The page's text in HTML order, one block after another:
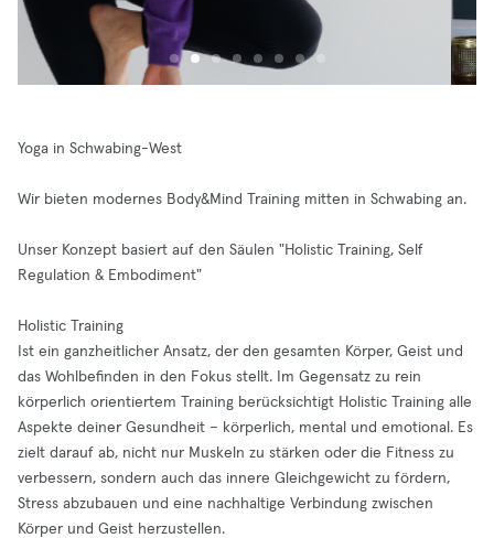
Yoga in Schwabing-West
Wir bieten modernes Body&Mind Training mitten in Schwabing an.
Unser Konzept basiert auf den Säulen "Holistic Training, Self
Regulation & Embodiment"
Holistic Training
Ist ein ganzheitlicher Ansatz, der den gesamten Körper, Geist und
das Wohlbefinden in den Fokus stellt. Im Gegensatz zu rein
körperlich orientiertem Training berücksichtigt Holistic Training alle
Aspekte deiner Gesundheit – körperlich, mental und emotional. Es
zielt darauf ab, nicht nur Muskeln zu stärken oder die Fitness zu
verbessern, sondern auch das innere Gleichgewicht zu fördern,
Stress abzubauen und eine nachhaltige Verbindung zwischen
Körper und Geist herzustellen.